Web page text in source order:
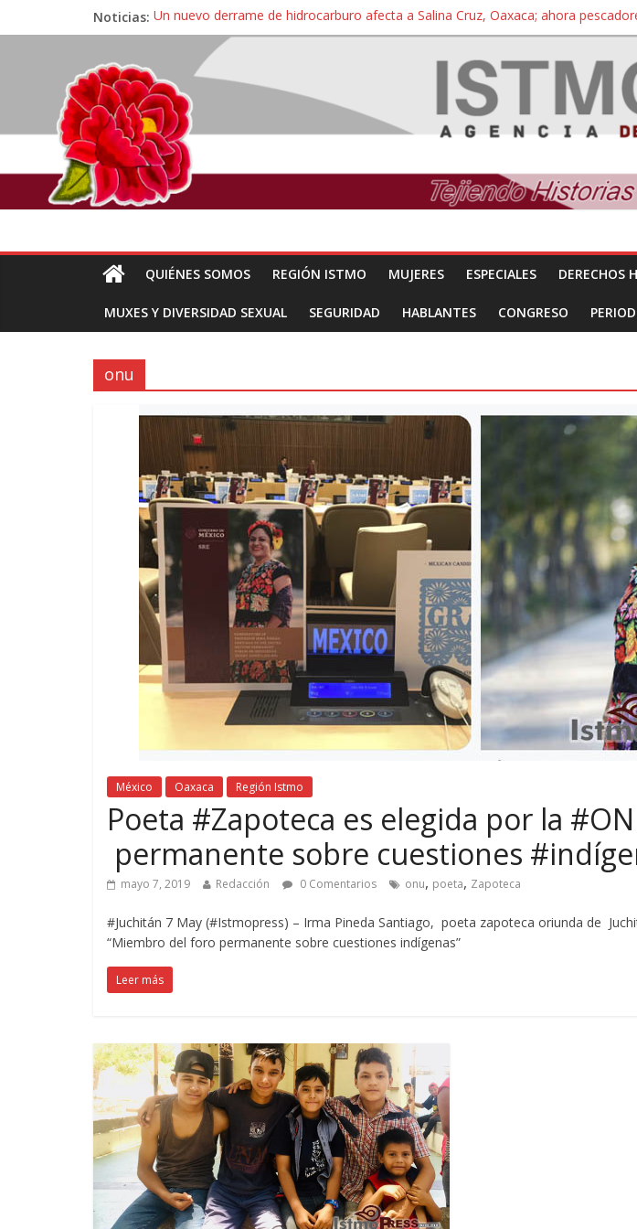
Noticias: Un nuevo derrame de hidrocarburo afecta a Salina Cruz, Oaxaca; ahora
Ángel, el joven autista expulsado por la Universidad Bienestar de Ixtepec,
Familiares de periodista Alejandro Leyva se reúnen con titular de la SEGOB y
Alertan pescadores de Juchitán, Oaxaca de nuevo despojo de su territorio para
Pescadores y comuneros ikoots detienen la extracción ilegal de material pétreo
QUIÉNES SOMOS REGIÓN ISTMO MUJERES ESPECIALES DERECHOS
MUXES Y DIVERSIDAD SEXUAL SEGURIDAD HABLANTES CONGRESO
onu
México Oaxaca Región Istmo
Poeta #Zapoteca es elegida por la
permanente sobre cuestiones
mayo 7, 2019 Redacción 0 Comentarios onu, poeta, Zapoteca
#Juchitán 7 May (#Istmopress) – Irma Pineda Santiago, poeta zapoteca oriunda de
“Miembro del foro permanente sobre cuestiones indígenas”
Leer más